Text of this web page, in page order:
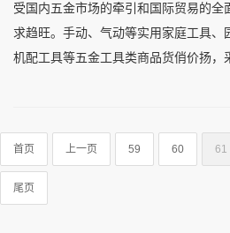
受国内五金市场的牵引和国际贸易的全
求趋旺。手动、气动等实用家庭工具、
机配工具等五金工具类商品货俏价扬，
首页 上一页 59 60 61
尾页